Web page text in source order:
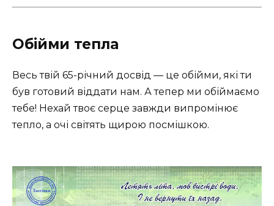
Обійми тепла
Весь твій 65-річний досвід — це обійми, які ти
був готовий віддати нам. А тепер ми обіймаємо
тебе! Нехай твоє серце завжди випромінює
тепло, а очі світять щирою посмішкою.